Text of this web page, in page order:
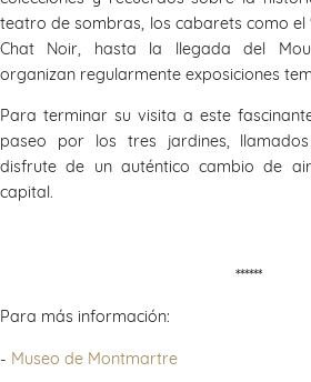
teatro de sombras, los cabarets como
Chat Noir, hasta la llegada del
organizan regularmente exposiciones
Para terminar su visita a este
paseo por los tres jardines,
disfrute de un auténtico cambio de
capital.
******
Para más información:
- Museo de Montmartre